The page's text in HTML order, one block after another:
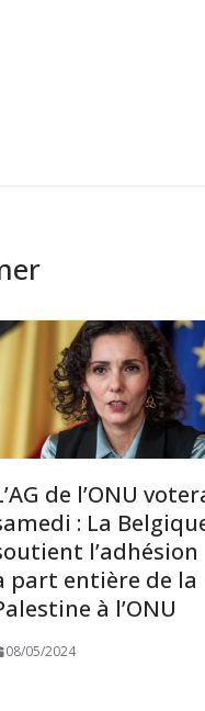
de l’ONU
: La
l’adhésion
part entière de la
à l’ONU
08/05/2024